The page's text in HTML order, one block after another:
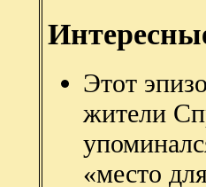
Этот
жители
«место